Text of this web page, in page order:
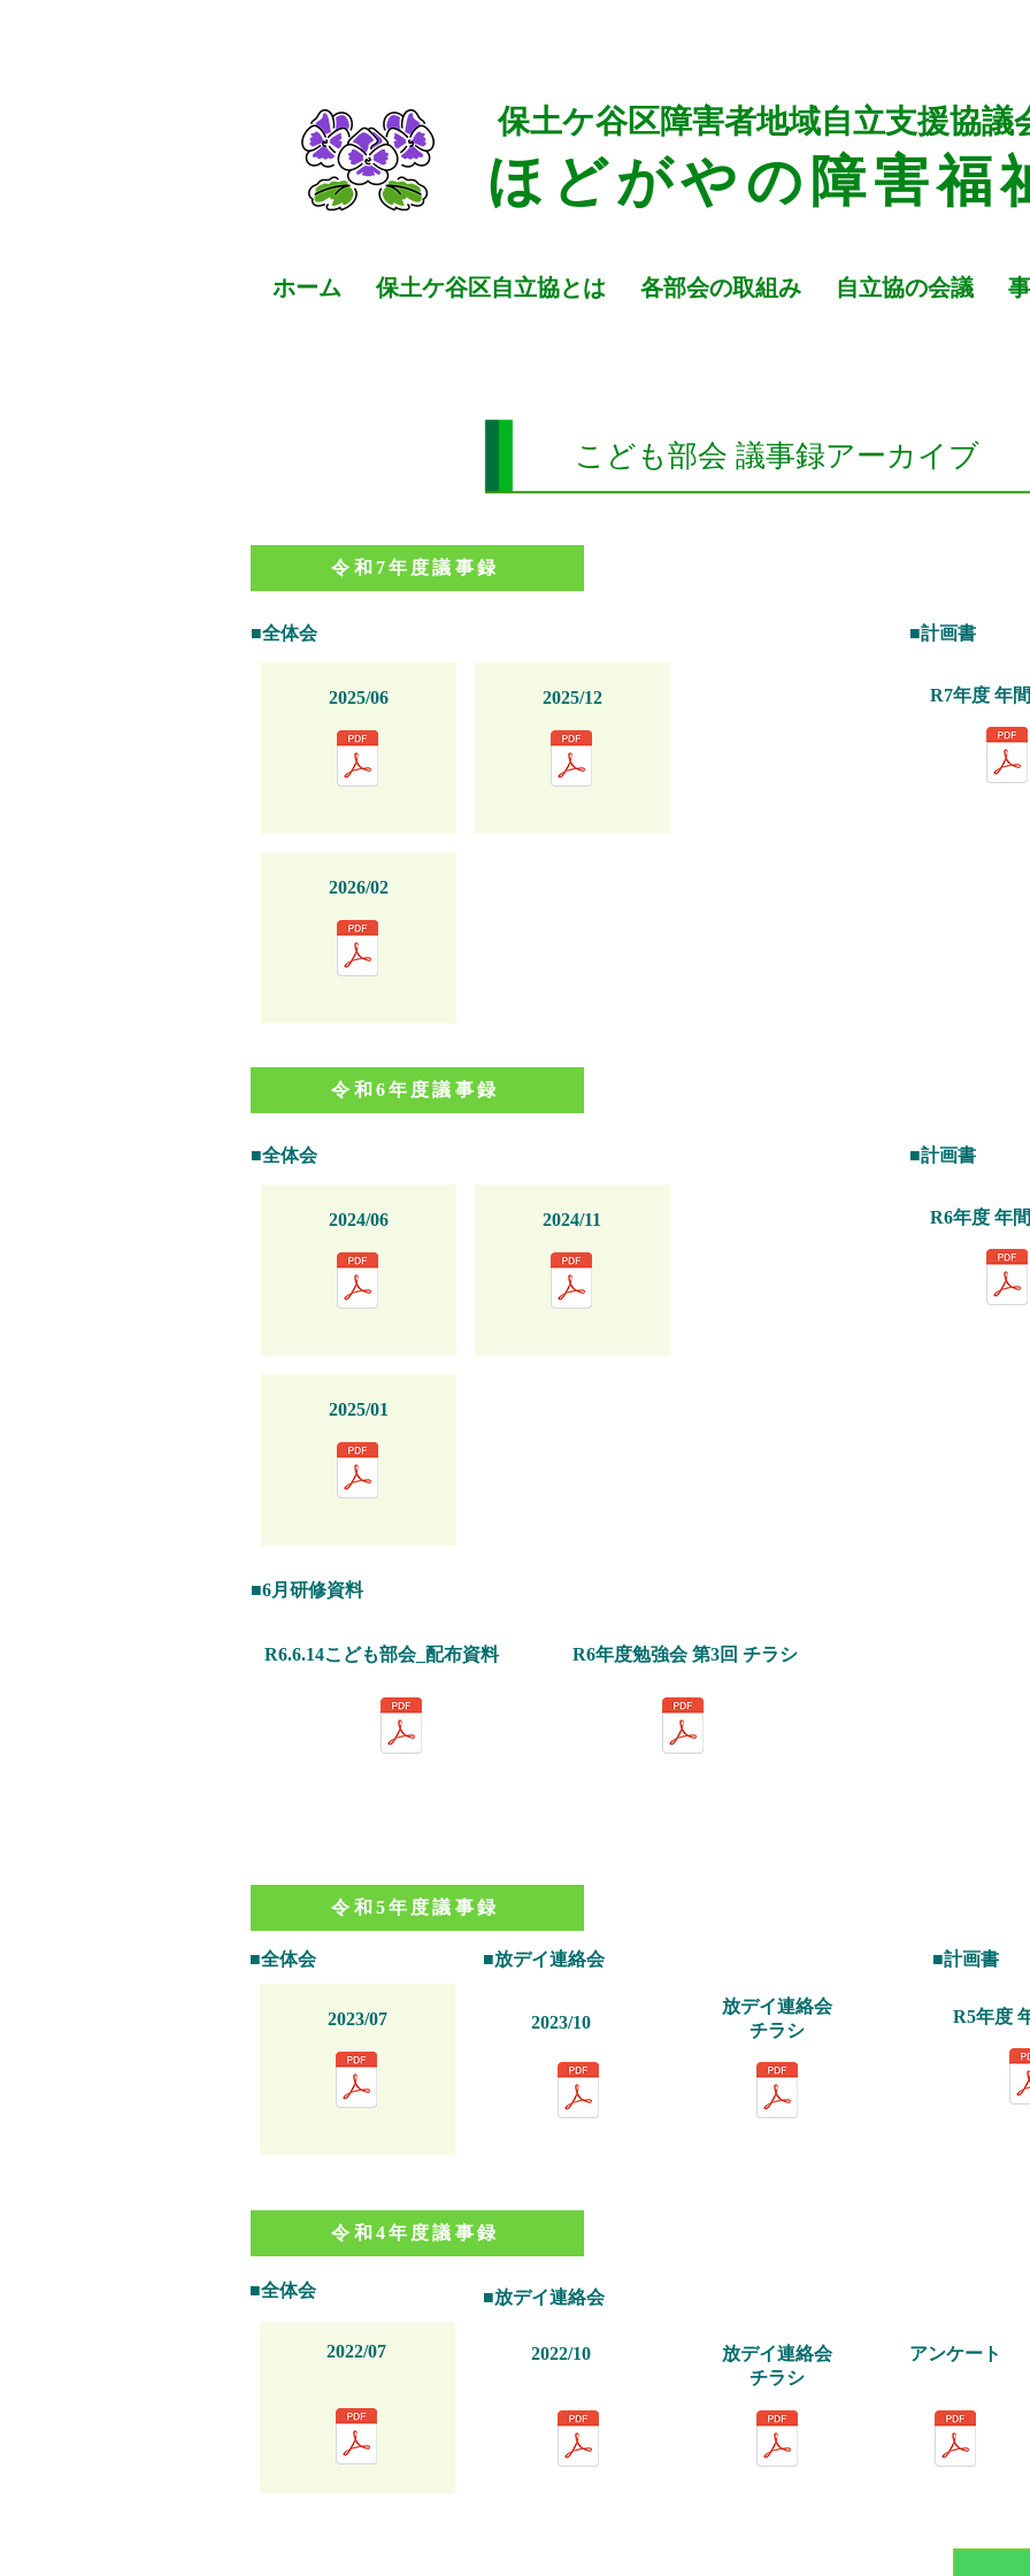
保土ケ谷区障害者地域自立支援協議
ほどがや の障害福
ホーム 保土ケ谷区自立協とは 各部会の取組み 自立協の会議
こども部会 議事録アーカイブ
令和7年度議事録
■全体会
2025/06 2025/12
2026/02
■計画書
R7年度 年
令和6年度議事録
■全体会
2024/06 2024/11
2025/01
■計画書
R6年度 年
■6月研修資料
R6.6.14こども部会_配布資料 R6年度勉強会 第3回 チラシ
令和5年度議事録
■全体会
2023/07
■放デイ連絡会
2023/10
放デイ連絡会
チラシ
■計画書
R5年度
令和4年度議事録
■全体会
2022/07
■放デイ連絡会
2022/10
放デイ連絡会
チラシ
アンケート